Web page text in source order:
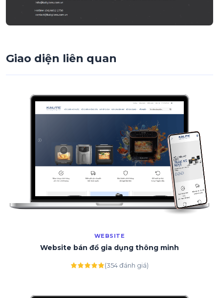
Giao diện liên quan
WEBSITE
Website bán đồ gia dụng thông minh
(354 đánh giá)